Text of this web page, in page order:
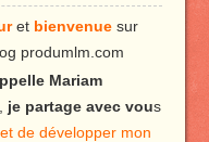
et bienvenuesur
produmlm.com
Mariam
je partage avec vous
de développer mon